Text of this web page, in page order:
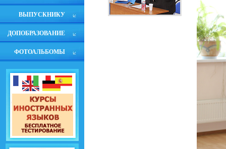
ВЫПУСКНИКУ
ДОПОБРАЗОВАНИЕ
ФОТОАЛЬБОМЫ